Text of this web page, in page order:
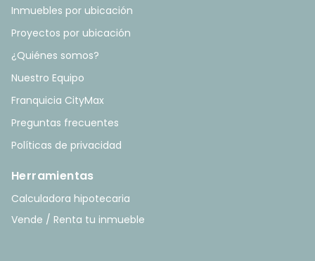
Inmuebles por ubicación
Proyectos por ubicación
¿Quiénes somos?
Nuestro Equipo
Franquicia CityMax
Preguntas frecuentes
Políticas de privacidad
Herramientas
Calculadora hipotecaria
Vende / Renta tu inmueble